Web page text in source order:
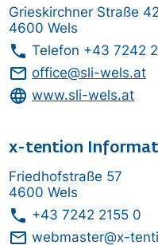
Grieskirchner Straße 42
4600 Wels
phone Telefon +43 7242
mail_outline office@sli-wels.at
language www.sli-wels.at
x-tention
Friedhofstraße 57
4600 Wels
phone +43 7242 2155 0
mail_outline webmaster@x-